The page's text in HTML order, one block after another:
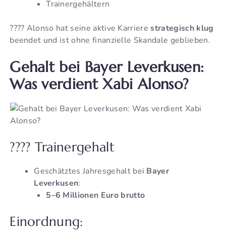
Trainergehältern
???? Alonso hat seine aktive Karrierestrategisch klug
beendet und ist ohne finanzielle Skandale geblieben.
Gehalt bei Bayer Leverkusen:
Was verdient Xabi Alonso?
???? Trainergehalt
Geschätztes Jahresgehalt bei Bayer
Leverkusen:
5–6 Millionen Euro brutto
Einordnung: